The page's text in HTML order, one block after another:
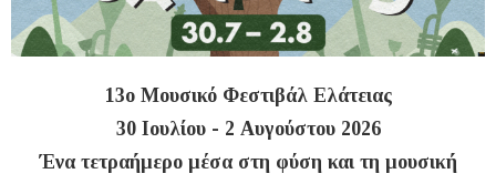
13ο Μουσικό Φεστιβάλ Ελάτειας
30 Ιουλίου - 2 Αυγούστου 2026
Ένα τετραήμερο μέσα στη φύση και τη μουσική